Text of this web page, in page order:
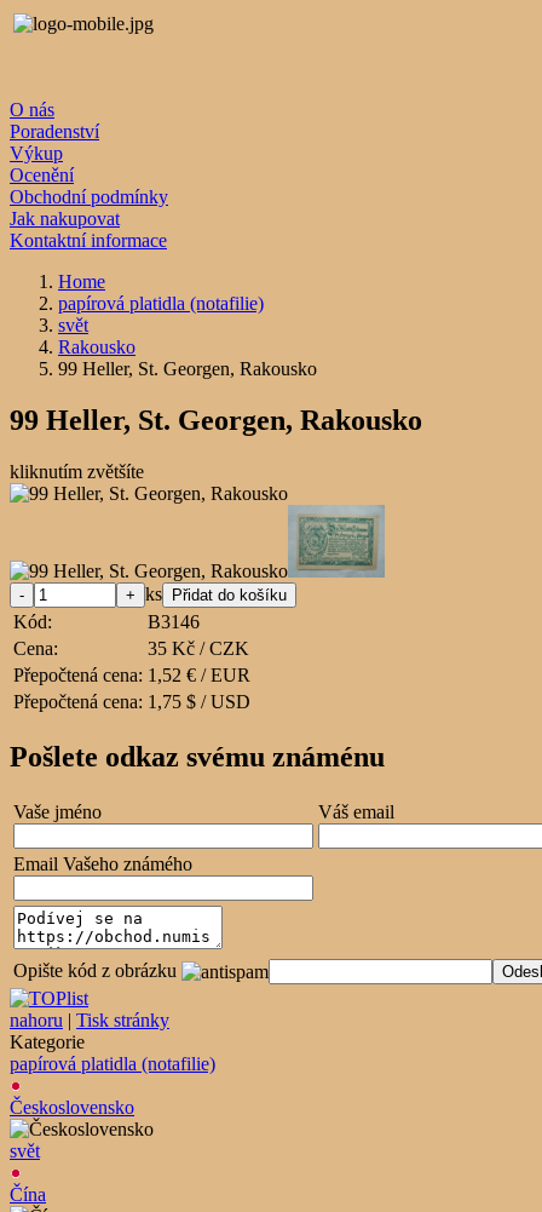
O nás
Poradenství
Výkup
Ocenění
Obchodní podmínky
Jak nakupovat
Kontaktní informace
Home
papírová platidla (notafilie)
svět
Rakousko
99 Heller, St. Georgen, Rakousko
99 Heller, St. Georgen, Rakousko
kliknutím zvětšíte
ks
Kód:
B3146
Cena:
35 Kč / CZK
Přepočtená cena: 1,52 € / EUR
Přepočtená cena: 1,75 $ / USD
Pošlete odkaz svému známénu
Vaše jméno Váš email
Email Vašeho známého
Opište kód z obrázku
nahoru | Tisk stránky
Kategorie
papírová platidla (notafilie)
Československo
svět
Čína